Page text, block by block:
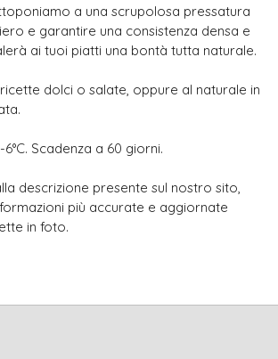
a una scrupolosa pressatura
e garantire una consistenza densa e
ai tuoi piatti una bontà tutta naturale.
dolci o salate, oppure al naturale in
Scadenza a 60 giorni.
descrizione presente sul nostro sito,
più accurate e aggiornate
in foto.